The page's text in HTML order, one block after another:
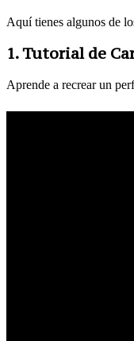
Aquí tienes algunos de
1. Tutorial de
Aprende a recrear un